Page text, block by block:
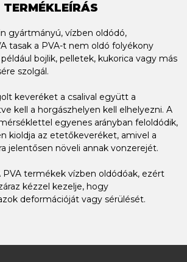
TERMÉKLEÍRÁS
gyártmányú, vízben oldódó,
tasak a PVA-t nem oldó folyékony
bojlik, pelletek, kukorica vagy más
szolgál.
keveréket a csalival együtt a
kell a horgászhelyen kell elhelyezni. A
egyenes arányban feloldódik,
kioldja az etetőkeveréket, amivel a
jelentősen növeli annak vonzerejét.
termékek vízben oldódóak, ezért
kézzel kezelje, hogy
deformációját vagy sérülését.